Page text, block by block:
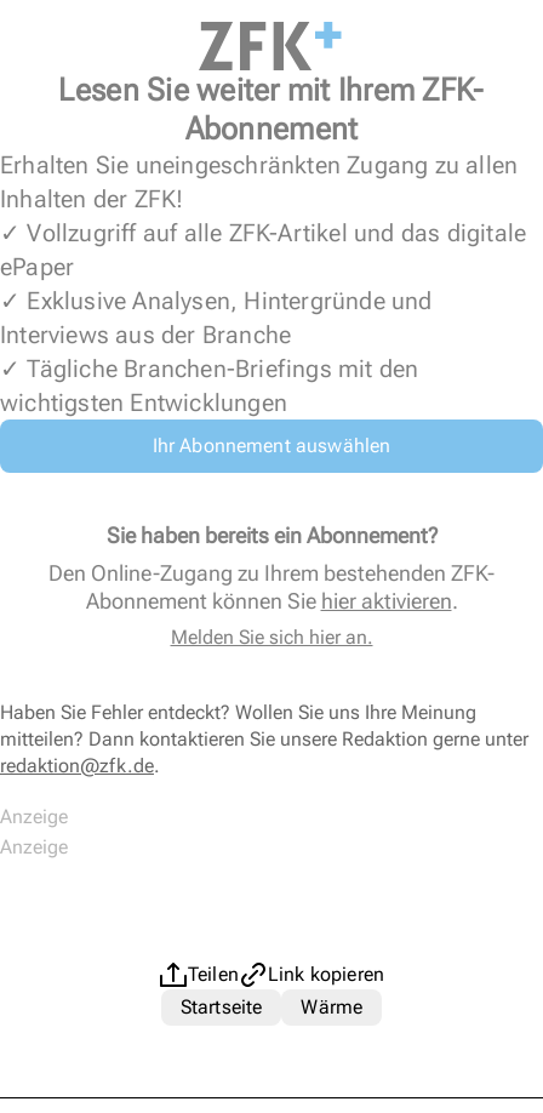
Lesen Sie weiter mit Ihrem ZFK-
Abonnement
Erhalten Sie uneingeschränkten Zugang zu allen
Inhalten der ZFK!
✓ Vollzugriff auf alle ZFK-Artikel und das digitale
ePaper
✓ Exklusive Analysen, Hintergründe und
Interviews aus der Branche
✓ Tägliche Branchen-Briefings mit den
wichtigsten Entwicklungen
Ihr Abonnement auswählen
Sie haben bereits ein Abonnement?
Den Online-Zugang zu Ihrem bestehenden ZFK-
Abonnement können Sie hier aktivieren.
Melden Sie sich hier an.
Haben Sie Fehler entdeckt? Wollen Sie uns Ihre Meinung
mitteilen? Dann kontaktieren Sie unsere Redaktion gerne unter
redaktion@zfk.de.
Teilen
Link kopieren
Startseite
Wärme